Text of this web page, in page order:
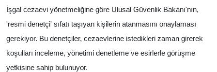
İşgal cezaevi yönetmeliğine göre Ulusal Güvenlik Bakanı'nın,
'resmi denetçi' sıfatı taşıyan kişilerin atanmasını onaylaması
gerekiyor. Bu denetçiler, cezaevlerine istedikleri zaman girerek
koşulları inceleme, yönetimi denetleme ve esirlerle görüşme
yetkisine sahip bulunuyor.